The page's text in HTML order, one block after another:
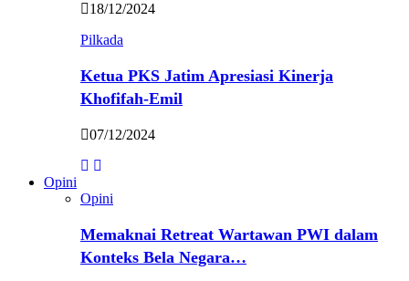
18/12/2024
Pilkada
Ketua PKS Jatim Apresiasi Kinerja
Khofifah-Emil
07/12/2024
Opini
Opini
Memaknai Retreat Wartawan PWI dalam
Konteks Bela Negara…